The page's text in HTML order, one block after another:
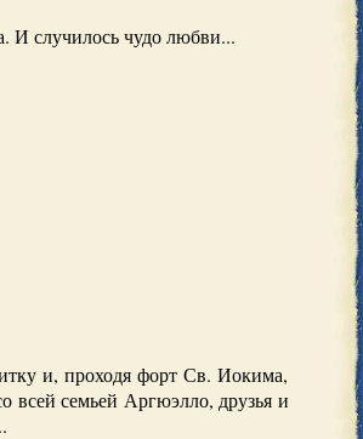
И случилось чудо любви...
и, проходя форт Св. Иокима,
всей семьей Аргюэлло, друзья и